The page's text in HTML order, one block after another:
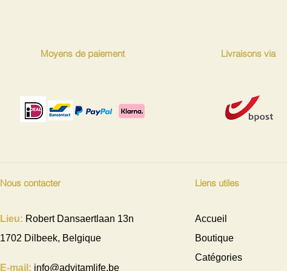
gras, trop sucré, trop
Moyens de paiement Livraisons via
Nous contacter Liens utiles
Lieu: Robert Dansaertlaan 13n
1702 Dilbeek, Belgique
E-mail: info@advitamlife.be
Accueil
Boutique
Catégories